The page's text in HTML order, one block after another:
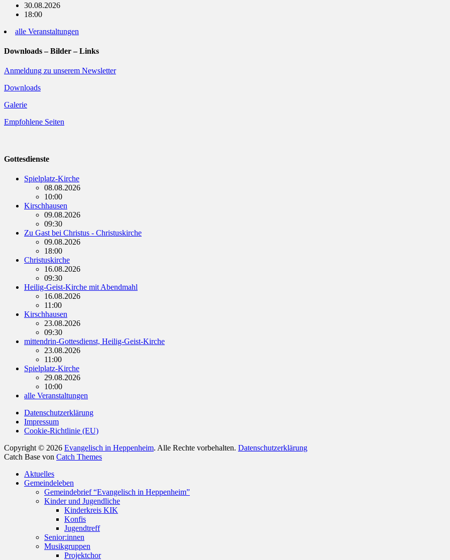
30.08.2026
18:00
alle Veranstaltungen
Downloads – Bilder – Links
Anmeldung zu unserem Newsletter
Downloads
Galerie
Empfohlene Seiten
Gottesdienste
Spielplatz-Kirche
08.08.2026
10:00
Kirschhausen
09.08.2026
09:30
Zu Gast bei Christus - Christuskirche
09.08.2026
18:00
Christuskirche
16.08.2026
09:30
Heilig-Geist-Kirche mit Abendmahl
16.08.2026
11:00
Kirschhausen
23.08.2026
09:30
mittendrin-Gottesdienst, Heilig-Geist-Kirche
23.08.2026
11:00
Spielplatz-Kirche
29.08.2026
10:00
alle Veranstaltungen
Datenschutzerklärung
Impressum
Cookie-Richtlinie (EU)
Copyright © 2026 Evangelisch in Heppenheim. Alle Rechte vorbehalten. Datenschutzerklärung
Catch Base von Catch Themes
oben
scrollen
Aktuelles
Gemeindeleben
Gemeindebrief “Evangelisch in Heppenheim”
Kinder und Jugendliche
Kinderkreis KIK
Konfis
Jugendtreff
Senior:innen
Musikgruppen
Projektchor